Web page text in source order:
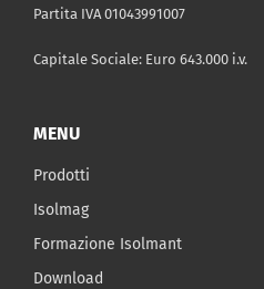
Partita IVA 01043991007
Capitale Sociale: Euro 643.000 i.v.
MENU
Prodotti
Isolmag
Formazione Isolmant
Download